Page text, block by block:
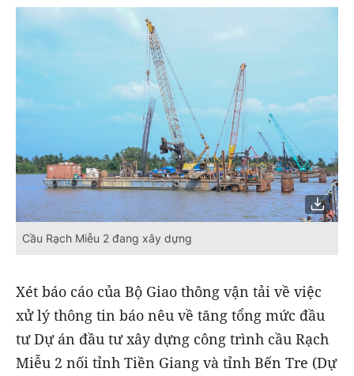
Cầu Rạch Miễu 2 đang xây dựng
Xét báo cáo của Bộ Giao thông vận tải về việc
xử lý thông tin báo nêu về tăng tổng mức đầu
tư Dự án đầu tư xây dựng công trình cầu Rạch
Miễu 2 nối tỉnh Tiền Giang và tỉnh Bến Tre (Dự